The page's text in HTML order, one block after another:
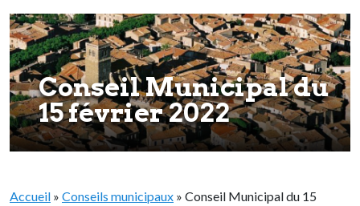
Conseil Municipal du
15 février 2022
Accueil » Conseils municipaux » Conseil Municipal du 15